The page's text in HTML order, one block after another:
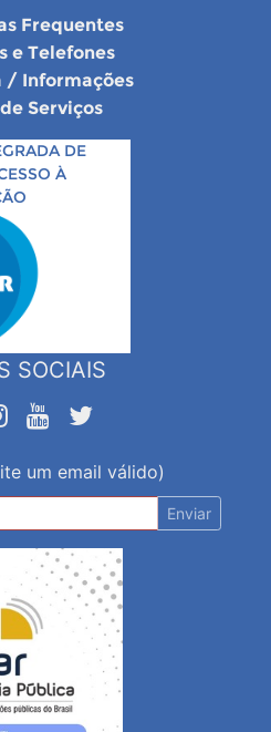
Frequentes
e Telefones
/ Informações
Serviços
DE
À
SOCIAIS
um email válido)
Enviar